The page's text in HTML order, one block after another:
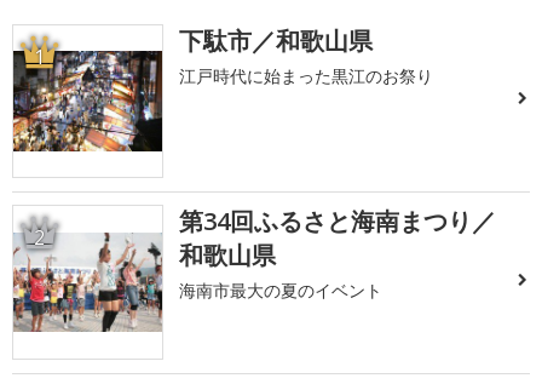
1 下駄市／和歌山県
江戸時代に始まった黒江のお祭り
2
第34回ふるさと海南まつり／
和歌山県
海南市最大の夏のイベント